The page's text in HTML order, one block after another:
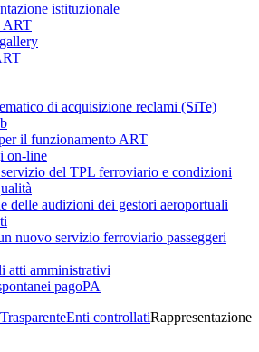
istituzionale
ART
di acquisizione reclami (SiTe)
il funzionamento ART
on-line
del TPL ferroviario e condizioni
delle audizioni dei gestori aeroportuali
nuovo servizio ferroviario passeggeri
atti amministrativi
pagoPA
Enti controllatiRappresentazione